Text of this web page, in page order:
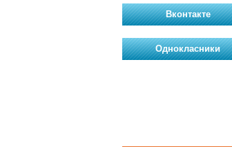
Вконтакте
Однокласники